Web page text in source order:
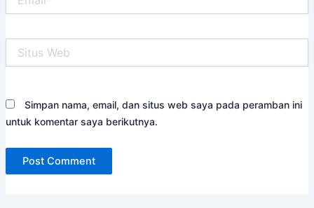
Web
Simpan nama, email, dan situs web saya pada peramban ini
untuk komentar saya berikutnya.